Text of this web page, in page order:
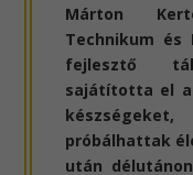
Márton
Technikum és
fejlesztő
sajátította el a
próbálhattak
után